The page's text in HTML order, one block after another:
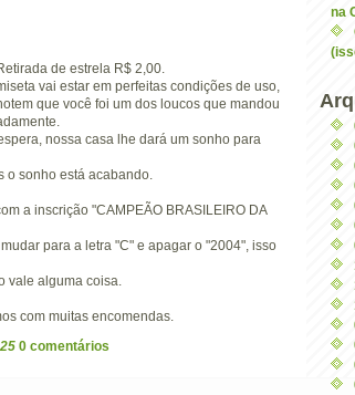
de estrela R$ 2,00.
vai estar em perfeitas condições de uso,
que você foi um dos loucos que mandou
nossa casa lhe dará um sonho para
o sonho está acabando.
a inscrição "CAMPEÃO BRASILEIRO DA
para a letra "C" e apagar o "2004", isso
vale alguma coisa.
com muitas encomendas.
0 comentários
na